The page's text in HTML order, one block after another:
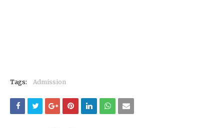
Tags: Admission